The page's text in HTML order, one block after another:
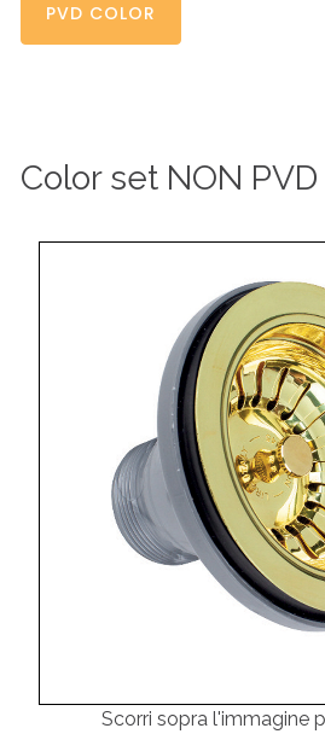
PVD COLOR
Color set NON PVD
Scorri sopra l'immagine